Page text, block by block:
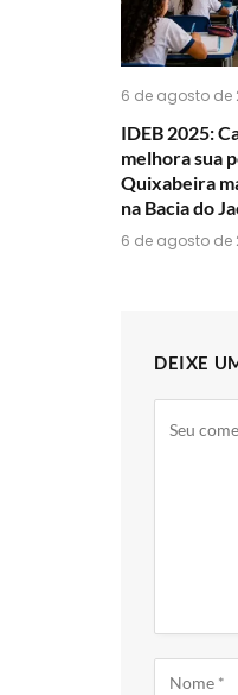
6 de agosto de
IDEB 2025:
melhora sua
Quixabeira
na Bacia do
6 de agosto de
DEIXE